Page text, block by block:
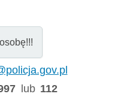
lub 112